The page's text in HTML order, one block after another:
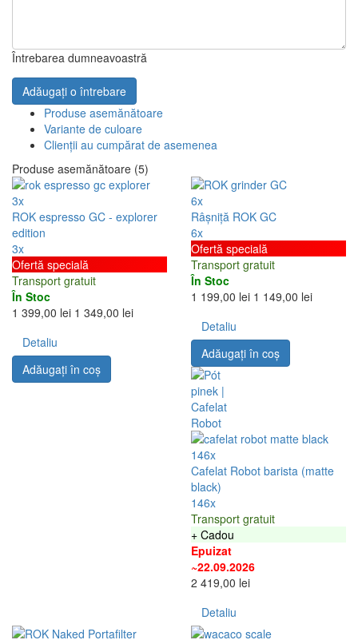
Întrebarea dumneavoastră
Adăugați o întrebare
Produse asemănătoare
Variante de culoare
Clienții au cumpărat de asemenea
Produse asemănătoare (5)
3x
ROK espresso GC - explorer
edition
3x
Ofertă specială
Transport gratuit
În Stoc
1 399,00 lei 1 349,00 lei
Detaliu
Adăugați în coş
6x
Râșniță ROK GC
6x
Ofertă specială
Transport gratuit
În Stoc
1 199,00 lei 1 149,00 lei
Detaliu
Adăugați în coş
146x
Cafelat Robot barista (matte
black)
146x
Transport gratuit
+ Cadou
Epuizat
~22.09.2026
2 419,00 lei
Detaliu